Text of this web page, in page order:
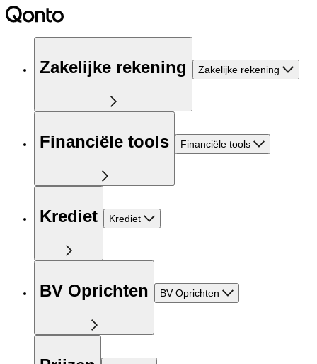
Zakelijke rekening Zakelijke rekening
Financiële tools Financiële tools
Krediet Krediet
BV Oprichten BV Oprichten